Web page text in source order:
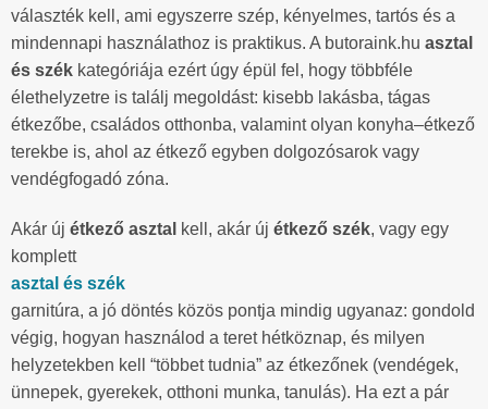
választék kell, ami egyszerre szép, kényelmes, tartós és a
mindennapi használathoz is praktikus. A butoraink.hu asztal
és szék kategóriája ezért úgy épül fel, hogy többféle
élethelyzetre is találj megoldást: kisebb lakásba, tágas
étkezőbe, családos otthonba, valamint olyan konyha–étkező
terekbe is, ahol az étkező egyben dolgozósarok vagy
vendégfogadó zóna.
Akár új étkező asztal kell, akár új étkező szék, vagy egy
komplett
asztal és szék
garnitúra, a jó döntés közös pontja mindig ugyanaz: gondold
végig, hogyan használod a teret hétköznap, és milyen
helyzetekben kell “többet tudnia” az étkezőnek (vendégek,
ünnepek, gyerekek, otthoni munka, tanulás). Ha ezt a pár